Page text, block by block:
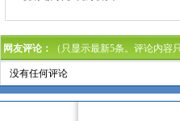
网友评论： （只显示最新5条。评论内容
没有任何评论